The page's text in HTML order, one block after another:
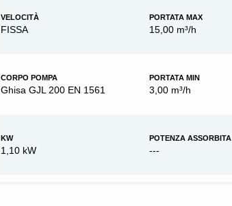
VELOCITÀ
FISSA
PORTATA MAX
15,00 m³/h
CORPO POMPA
Ghisa GJL 200 EN 1561
PORTATA MIN
3,00 m³/h
KW
1,10 kW
POTENZA ASSORBITA
---